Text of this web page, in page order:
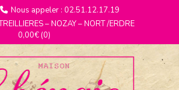
Nous appeler : 02.51.12.17.19
– NOZAY – NORT /ERDRE
0,00€(0)